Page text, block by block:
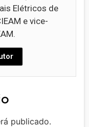
Elétricos de
e vice-
publicado.